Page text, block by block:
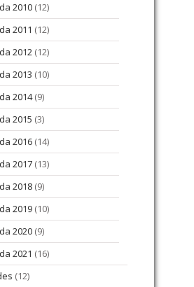
2010 (12)
2011 (12)
2012 (12)
2013 (10)
2014(9)
2015 (3)
2016 (14)
2017 (13)
2018 (9)
2019 (10)
2020 (9)
2021 (16)
(12)